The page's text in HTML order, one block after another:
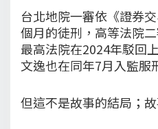
台北地院一審依《證券
個月的徒刑，高等法院
最高法院在2024年駁回
文逸也在同年7月入監服
但這不是故事的結局；